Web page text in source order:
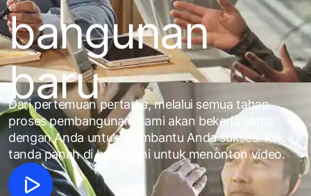
bangunan
baru
Dari pertemuan pertama, melalui semua tahap
proses pembangunan, kami akan bekerja sama
dengan Anda untuk membantu Anda sukses. Klik
tanda panah di bawah ini untuk menonton video.